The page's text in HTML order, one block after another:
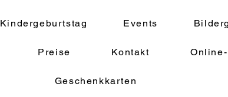
Kindergeburtstag Events
Preise Kontakt
Geschenkkarten